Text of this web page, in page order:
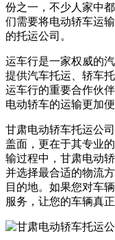
份之一，不少人家中
们需要将电动轿车运
的托运公司。
运车行是一家权威的
提供汽车托运、轿车
运车行的重要合作伙
电动轿车的运输更加便
甘肃电动轿车托运公
盖面，更在于其专业
输过程中，甘肃电动
并选择最合适的物流
目的地。如果您对车
服务，让您的车辆真正